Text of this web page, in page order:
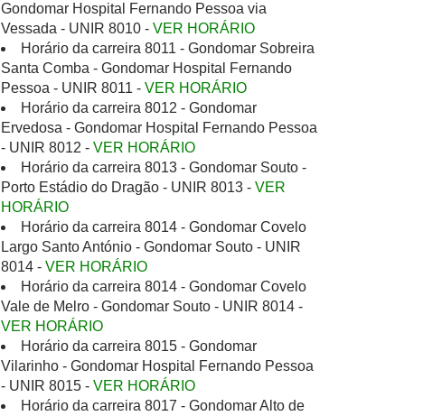
Gondomar Hospital Fernando Pessoa via
Vessada - UNIR 8010 - VER HORÁRIO
Horário da carreira 8011 - Gondomar Sobreira
Santa Comba - Gondomar Hospital Fernando
Pessoa - UNIR 8011 - VER HORÁRIO
Horário da carreira 8012 - Gondomar
Ervedosa - Gondomar Hospital Fernando Pessoa
- UNIR 8012 - VER HORÁRIO
Horário da carreira 8013 - Gondomar Souto -
Porto Estádio do Dragão - UNIR 8013 - VER
HORÁRIO
Horário da carreira 8014 - Gondomar Covelo
Largo Santo António - Gondomar Souto - UNIR
8014 - VER HORÁRIO
Horário da carreira 8014 - Gondomar Covelo
Vale de Melro - Gondomar Souto - UNIR 8014 -
VER HORÁRIO
Horário da carreira 8015 - Gondomar
Vilarinho - Gondomar Hospital Fernando Pessoa
- UNIR 8015 - VER HORÁRIO
Horário da carreira 8017 - Gondomar Alto de